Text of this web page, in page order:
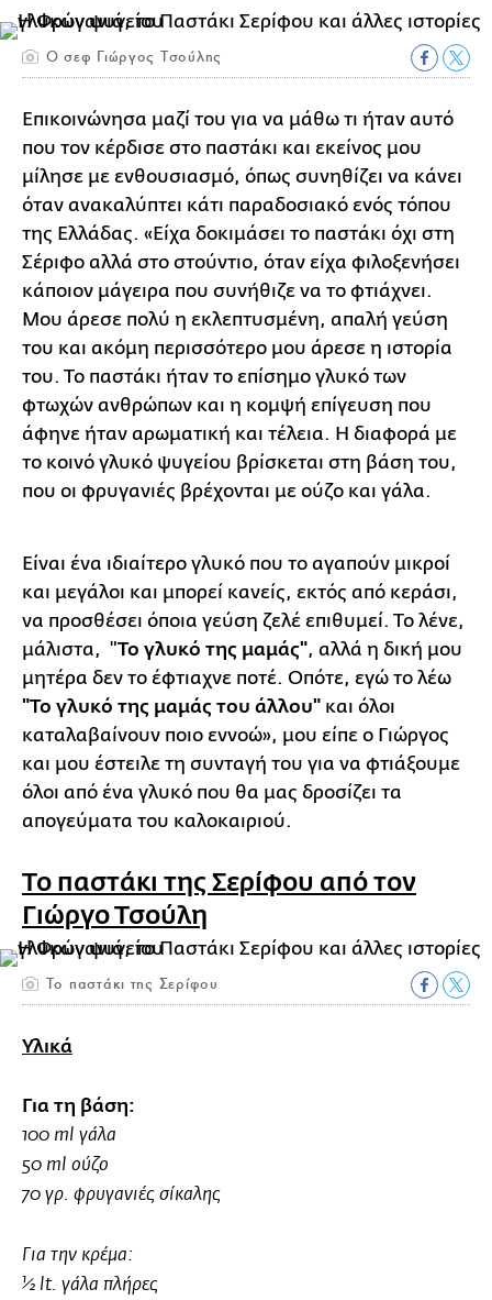
Ο σεφ Γιώργος Τσούλης
Επικοινώνησα μαζί του για να μάθω τι ήταν αυτό
που τον κέρδισε στο παστάκι και εκείνος μου
μίλησε με ενθουσιασμό, όπως συνηθίζει να κάνει
όταν ανακαλύπτει κάτι παραδοσιακό ενός τόπου
της Ελλάδας. «Είχα δοκιμάσει το παστάκι όχι στη
Σέριφο αλλά στο στούντιο, όταν είχα φιλοξενήσει
κάποιον μάγειρα που συνήθιζε να το φτιάχνει.
Μου άρεσε πολύ η εκλεπτυσμένη, απαλή γεύση
του και ακόμη περισσότερο μου άρεσε η ιστορία
του. Το παστάκι ήταν το επίσημο γλυκό των
φτωχών ανθρώπων και η κομψή επίγευση που
άφηνε ήταν αρωματική και τέλεια. Η διαφορά με
το κοινό γλυκό ψυγείου βρίσκεται στη βάση του,
που οι φρυγανιές βρέχονται με ούζο και γάλα.
Είναι ένα ιδιαίτερο γλυκό που το αγαπούν μικροί
και μεγάλοι και μπορεί κανείς, εκτός από κεράσι,
να προσθέσει όποια γεύση ζελέ επιθυμεί. Το λένε,
μάλιστα, "Το γλυκό της μαμάς", αλλά η δική μου
μητέρα δεν το έφτιαχνε ποτέ. Οπότε, εγώ το λέω
"Το γλυκό της μαμάς του άλλου" και όλοι
καταλαβαίνουν ποιο εννοώ», μου είπε ο Γιώργος
και μου έστειλε τη συνταγή του για να φτιάξουμε
όλοι από ένα γλυκό που θα μας δροσίζει τα
απογεύματα του καλοκαιριού.
Το παστάκι της Σερίφου από τον
Γιώργο Τσούλη
Το παστάκι της Σερίφου
Υλικά
Για τη βάση:
100 ml γάλα
50 ml ούζο
70 γρ. φρυγανιές σίκαλης
Για την κρέμα:
½ lt. γάλα πλήρες